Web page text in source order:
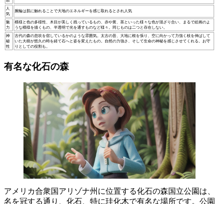
人
気
腕輪は肌に触れることで大地のエネルギーを感じ取れるとされ人気
魅
力
模様と色の多様性、木目が美しく残っているもの、赤や黄、茶といった様々な色が混ざり合い、まるで絵画のよ
うな模様を描くもの、半透明で光を通すものなど様々。同じものは二つと存在しない。
神
秘
性
古代の森の息吹を宿しているかのような雰囲気。太古の昔、大地に根を張り、空に向かって力強く枝を伸ばして
いた大樹が悠久の時を経て石へと姿を変えたもの。自然の力強さ、そして生命の神秘を感じさせてくれる。お守
りとしての役割も。
有名な化石の森
アメリカ合衆国アリゾナ州に位置する化石の森国立公園は、
名を冠する通り、化石、特に珪化木で有名な場所です。公園